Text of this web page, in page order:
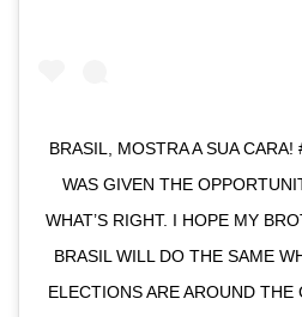
BRASIL, MOSTRA A SUA
WAS GIVEN THE
WHAT’S RIGHT. I HOPE MY
BRASIL WILL DO THE SAME
ELECTIONS ARE AROUND THE